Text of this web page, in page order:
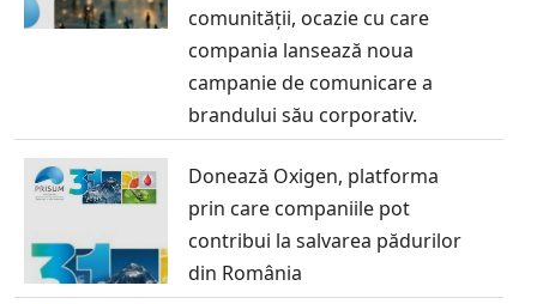
comunității, ocazie cu care
compania lansează noua
campanie de comunicare a
brandului său corporativ.
Donează Oxigen, platforma
prin care companiile pot
contribui la salvarea pădurilor
din România